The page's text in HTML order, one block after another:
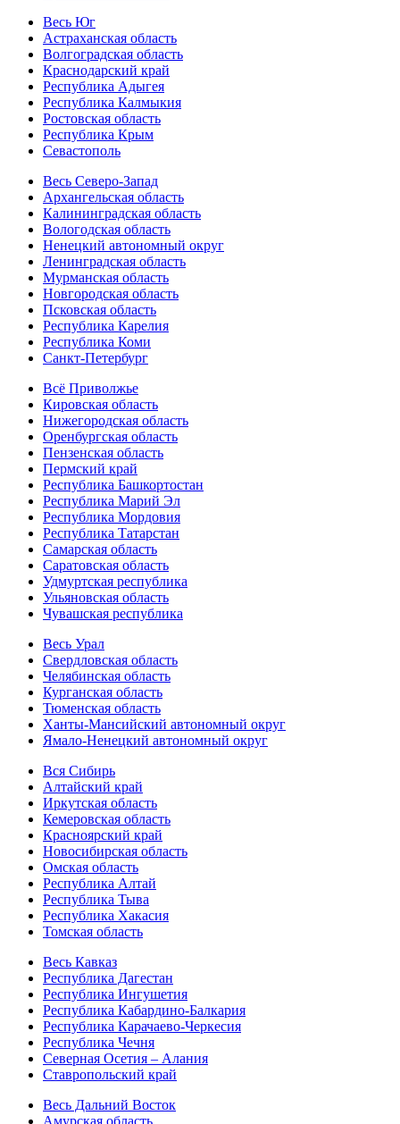
Весь Юг
Астраханская область
Волгоградская область
Краснодарский край
Республика Адыгея
Республика Калмыкия
Ростовская область
Республика Крым
Севастополь
Весь Северо-Запад
Архангельская область
Калининградская область
Вологодская область
Ненецкий автономный округ
Ленинградская область
Мурманская область
Новгородская область
Псковская область
Республика Карелия
Республика Коми
Санкт-Петербург
Всё Приволжье
Кировская область
Нижегородская область
Оренбургская область
Пензенская область
Пермский край
Республика Башкортостан
Республика Марий Эл
Республика Мордовия
Республика Татарстан
Самарская область
Саратовская область
Удмуртская республика
Ульяновская область
Чувашская республика
Весь Урал
Свердловская область
Челябинская область
Курганская область
Тюменская область
Ханты-Мансийский автономный округ
Ямало-Ненецкий автономный округ
Вся Сибирь
Алтайский край
Иркутская область
Кемеровская область
Красноярский край
Новосибирская область
Омская область
Республика Алтай
Республика Тыва
Республика Хакасия
Томская область
Весь Кавказ
Республика Дагестан
Республика Ингушетия
Республика Кабардино-Балкария
Республика Карачаево-Черкесия
Республика Чечня
Северная Осетия – Алания
Ставропольский край
Весь Дальний Восток
Амурская область